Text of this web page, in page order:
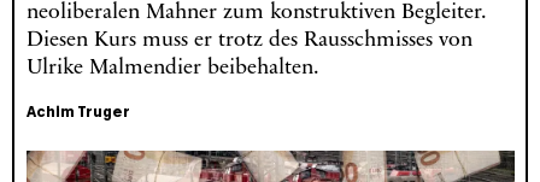
neoliberalen Mahner zum konstruktiven Begleiter.
Diesen Kurs muss er trotz des Rausschmisses von
Ulrike Malmendier beibehalten.
Achim Truger